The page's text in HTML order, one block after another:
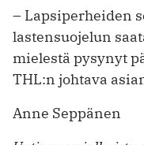
– Lapsiperheiden
lastensuojelun
mielestä pysynyt
THL:n johtava
Anne Seppänen